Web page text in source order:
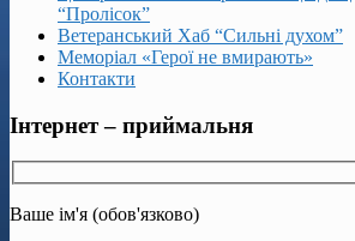
“Пролісок”
Ветеранський Хаб “Сильні духом”
Меморіал «Герої не вмирають»
Контакти
Інтернет – приймальня
Ваше ім'я (обов'язково)